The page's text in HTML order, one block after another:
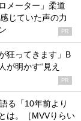
メーター」柔道
じていた声の力
PR
狂ってきます」B
が明かす“見え
PR
る「10年前より
は。［MVVりらい